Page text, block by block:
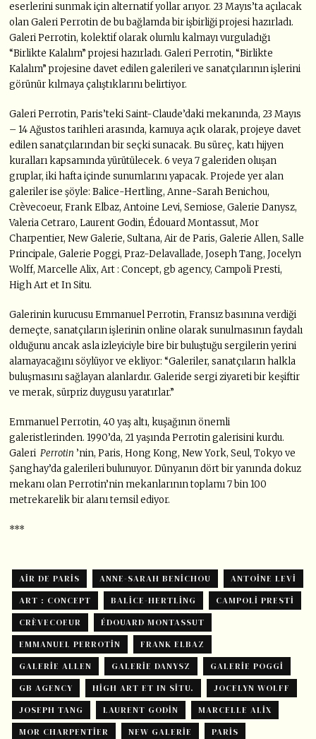
eserlerini sunmak için alternatif yollar arıyor. 23 Mayıs’ta açılacak
olan Galeri Perrotin de bu bağlamda bir işbirliği projesi hazırladı.
Galeri Perrotin, kolektif olarak olumlu kalmayı vurguladığı
“Birlikte Kalalım” projesi hazırladı. Galeri Perrotin, “Birlikte
Kalalım” projesine davet edilen galerileri ve sanatçılarının işlerini
görünür kılmaya çalıştıklarını belirtiyor.
Galeri Perrotin, Paris’teki Saint-Claude’daki mekanında, 23 Mayıs
– 14 Ağustos tarihleri arasında, kamuya açık olarak, projeye davet
edilen sanatçılarından bir seçki sunacak. Bu süreç, katı hijyen
kuralları kapsamında yürütülecek. 6 veya 7 galeriden oluşan
gruplar, iki hafta içinde sunumlarını yapacak. Projede yer alan
galeriler ise şöyle: Balice-Hertling, Anne-Sarah Benichou,
Crèvecoeur, Frank Elbaz, Antoine Levi, Semiose, Galerie Danysz,
Valeria Cetraro, Laurent Godin, Édouard Montassut, Mor
Charpentier, New Galerie, Sultana, Air de Paris, Galerie Allen, Salle
Principale, Galerie Poggi, Praz-Delavallade, Joseph Tang, Jocelyn
Wolff, Marcelle Alix, Art : Concept, gb agency, Campoli Presti,
High Art et In Situ.
Galerinin kurucusu Emmanuel Perrotin, Fransız basınına verdiği
demeçte, sanatçıların işlerinin online olarak sunulmasının faydalı
olduğunu ancak asla izleyiciyle bire bir buluştuğu sergilerin yerini
alamayacağını söylüyor ve ekliyor: “Galeriler, sanatçıların halkla
buluşmasını sağlayan alanlardır. Galeride sergi ziyareti bir keşiftir
ve merak, sürpriz duygusu yaratırlar.”
Emmanuel Perrotin, 40 yaş altı, kuşağının önemli
galeristlerinden. 1990’da, 21 yaşında Perrotin galerisini kurdu.
GaleriPerrotin ’nin, Paris, Hong Kong, New York, Seul, Tokyo ve
Şanghay’da galerileri bulunuyor. Dünyanın dört bir yanında dokuz
mekanı olan Perrotin’nin mekanlarının toplamı 7 bin 100
metrekarelik bir alanı temsil ediyor.
***
AIR DE PARIS ANNE-SARAH BENICHOU
ANTOINE LEVI
ART : CONCEPT
BALICE-HERTLING
CAMPOLI PRESTI
CRÈVECOEUR
ÉDOUARD MONTASSUT
EMMANUEL PERROTIN
FRANK ELBAZ
GALERIE ALLEN
GALERIE DANYSZ
GALERIE POGGI
GB AGENCY
HIGH ART ET IN SITU.
JOCELYN WOLFF
JOSEPH TANG
LAURENT GODIN
MARCELLE ALIX
MOR CHARPENTIER
NEW GALERIE PARIS